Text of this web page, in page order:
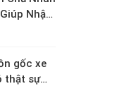
Nhận
Ngờ
gốc xe
thật sự